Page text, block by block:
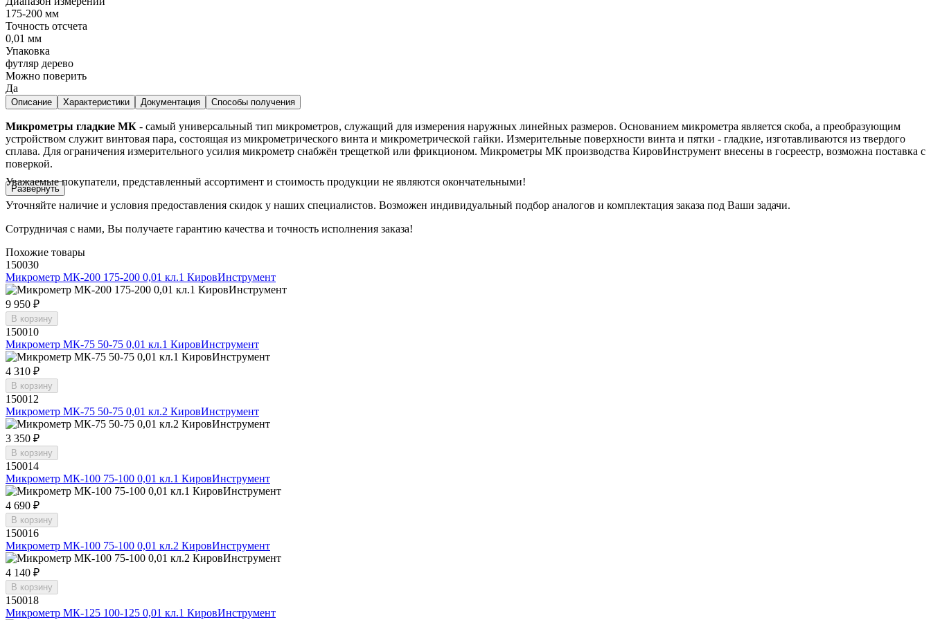
175-200 мм
Точность отсчета
0,01 мм
Упаковка
футляр дерево
Можно поверить
Да
Описание Характеристики Документация Способы получения
Микрометры гладкие МК - самый универсальный тип микрометров, служащий для измерения наружных линейных размеров. Основанием микрометра является скоба, а преобразующим
устройством служит винтовая пара, состоящая из микрометрического винта и микрометрической гайки. Измерительные поверхности винта и пятки - гладкие, изготавливаются из твердого
сплава. Для ограничения измерительного усилия микрометр снабжён трещеткой или фрикционом. Микрометры МК производства КировИнструмент внесены в госреестр, возможна поставка с
поверкой.
Развернуть
Уважаемые покупатели, представленный ассортимент и стоимость продукции не являются окончательными!
Уточняйте наличие и условия предоставления скидок у наших специалистов. Возможен индивидуальный подбор аналогов и комплектация заказа под Ваши задачи.
Сотрудничая с нами, Вы получаете гарантию качества и точность исполнения заказа!
Похожие товары
150030
Микрометр МК-200 175-200 0,01 кл.1 КировИнструмент
9 950 ₽
В корзину
150010
Микрометр МК-75 50-75 0,01 кл.1 КировИнструмент
4 310 ₽
В корзину
150012
Микрометр МК-75 50-75 0,01 кл.2 КировИнструмент
3 350 ₽
В корзину
150014
Микрометр МК-100 75-100 0,01 кл.1 КировИнструмент
4 690 ₽
В корзину
150016
Микрометр МК-100 75-100 0,01 кл.2 КировИнструмент
4 140 ₽
В корзину
150018
Микрометр МК-125 100-125 0,01 кл.1 КировИнструмент